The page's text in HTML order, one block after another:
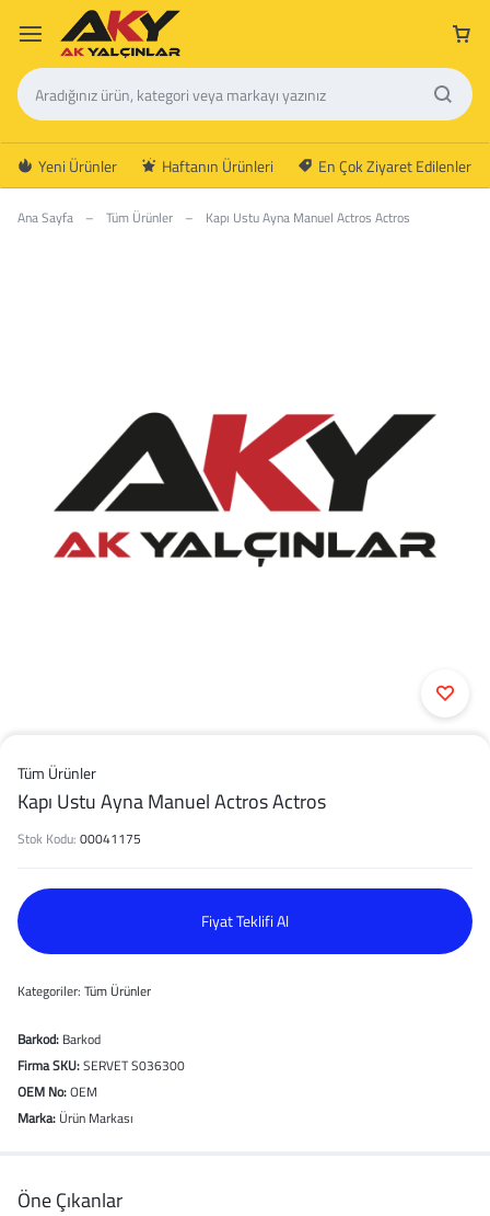
Yeni Ürünler Haftanın Ürünleri En Çok Ziyaret Edilenler
Ana Sayfa – Tüm Ürünler – Kapı Ustu Ayna Manuel Actros Actros
Tüm Ürünler
Kapı Ustu Ayna Manuel Actros Actros
Stok Kodu: 00041175
Fiyat Teklifi Al
Kategoriler: Tüm Ürünler
Barkod: Barkod
Firma SKU:SERVET S036300
OEM No:OEM
Marka: Ürün Markası
Öne Çıkanlar